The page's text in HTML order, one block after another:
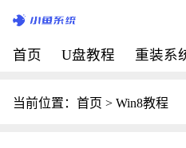
首页 U盘教程 重装系
当前位置： 首页 > Win8教程